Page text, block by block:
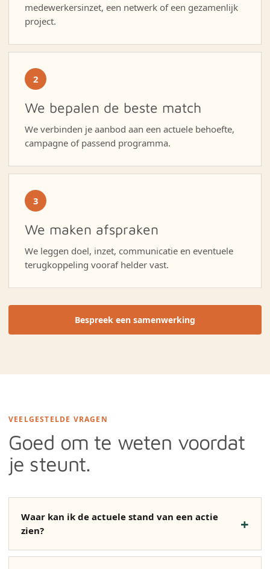
medewerkersinzet, een netwerk of een gezamenlijk
project.
2
We bepalen de beste match
We verbinden je aanbod aan een actuele behoefte,
campagne of passend programma.
3
We maken afspraken
We leggen doel, inzet, communicatie en eventuele
terugkoppeling vooraf helder vast.
Bespreek een samenwerking
VEELGESTELDE VRAGEN
Goed om te weten voordat
je steunt.
Waar kan ik de actuele stand van een actie
zien?